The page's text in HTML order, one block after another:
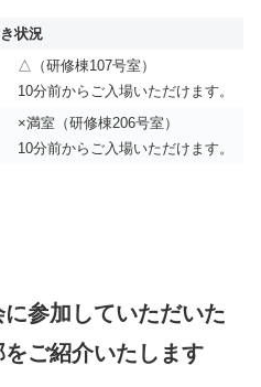
状況
△（研修棟107号室）
10分前からご入場いただけます。
×満室（研修棟206号室）
10分前からご入場いただけます。
参加していただいた
ご紹介いたします